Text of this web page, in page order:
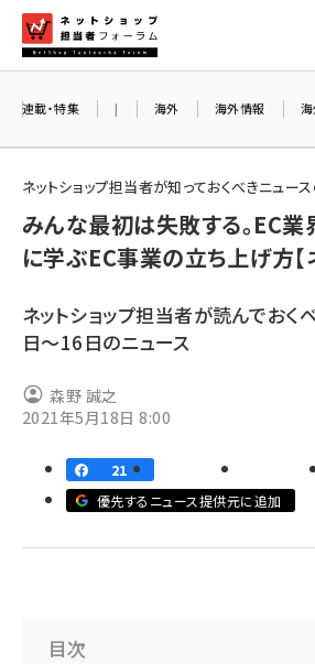
ン
ネットショップ担当
amazon (2236)
楽天 (1865)
アスクル (1112)
ビィ・フォアード (769)
連載・特集 | 海外 海外情報
ネットショップ担当者が知っておくべきニュー
みんな最初は失敗する。EC業
に学ぶEC事業の立ち上げ方【
ネットショップ担当者が読んでおく
日〜16日のニュース
森野 誠之
2021年5月18日 8:00
21
優先するニュース提供元に追加
目次